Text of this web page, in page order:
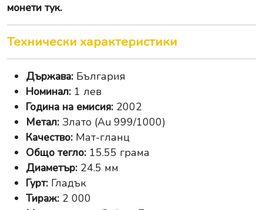
монети тук.
Технически характеристики
Държава: България
Номинал: 1 лев
Година на емисия: 2002
Метал: Злато (Au 999/1000)
Качество: Мат-гланц
Общо тегло: 15.55 грама
Диаметър: 24.5 мм
Гурт: Гладък
Тираж: 2 000